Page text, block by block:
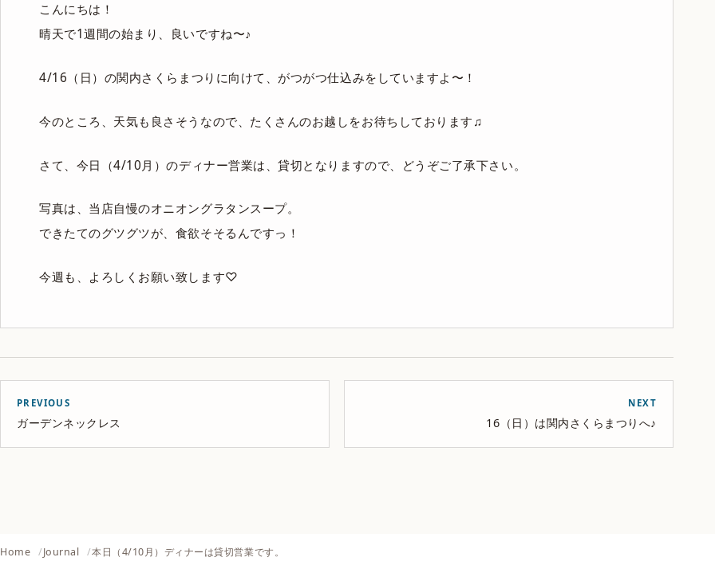
こんにちは！
晴天で1週間の始まり、良いですね〜♪
4/16（日）の関内さくらまつりに向けて、がつがつ仕込みをしていますよ〜！
今のところ、天気も良さそうなので、たくさんのお越しをお待ちしております♫
さて、今日（4/10月）のディナー営業は、貸切となりますので、どうぞご了承下さい。
写真は、当店自慢のオニオングラタンスープ。
できたてのグツグツが、食欲そそるんですっ！
今週も、よろしくお願い致します♡
PREVIOUS
ガーデンネックレス
NEXT
16（日）は関内さくらまつりへ♪
Home Journal 本日（4/10月）ディナーは貸切営業です。